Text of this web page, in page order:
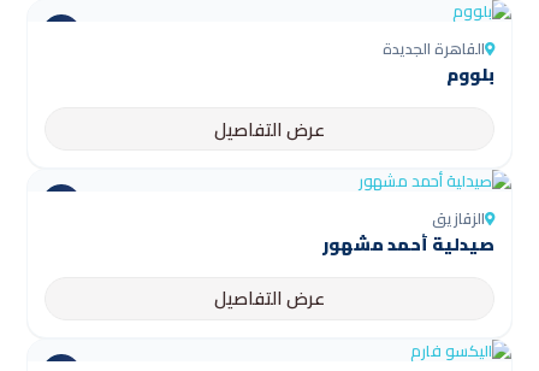
القاهرة الجديدة
بلووم
عرض التفاصيل
الزقازيق
صيدلية أحمد مشهور
عرض التفاصيل